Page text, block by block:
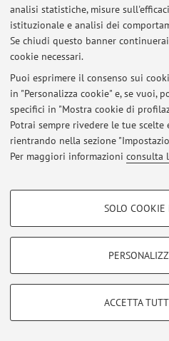
analisi statistiche, misure
istituzionale e analisi dei
Se chiudi questo banner
cookie necessari.
Puoi esprimere il consenso sui
in "Personalizza cookie" e, se vuoi,
specifici in "Mostra cookie di
Potrai sempre rivedere le tue
rientrando nella sezione
Per maggiori informazioni consulta
COOKIE DI PROFILAZIONE -
COOKIE TECNICI - NECESSARI
Si tratta di cookie tecnici utilizzati, a
SOLO COOKIE
ACCETTA
https://
Ultimi
Al momento non
Accedi tramiteloginper gestire
|Note legali |